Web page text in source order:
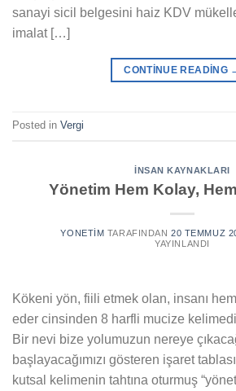
sanayi sicil belgesini haiz KDV
imalat […]
CONTINUE READING
Posted in Vergi
İNSAN KAYNAKLARI
Yönetim Hem Kolay,
YONETIM TARAFINDAN 20 TEMMUZ
YAYINLANDI
Kökeni yön, fiili etmek olan, insanı
eder cinsinden 8 harfli mucize
Bir nevi bize yolumuzun nereye
başlayacağımızı gösteren işaret
kutsal kelimenin tahtına oturmuş